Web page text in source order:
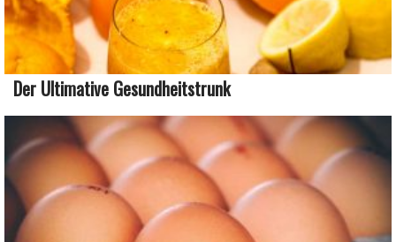
Der Ultimative Gesundheitstrunk